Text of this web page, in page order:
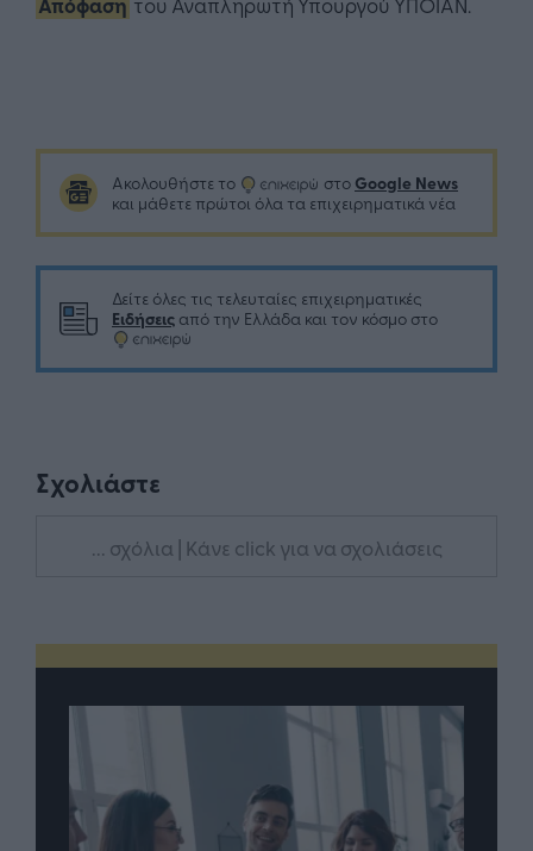
Ακολουθήστε το στο Google News
και μάθετε πρώτοι όλα τα επιχειρηματικά νέα
Δείτε όλες τις τελευταίες επιχειρηματικές
Ειδήσεις από την Ελλάδα και τον κόσμο στο
Σχολιάστε
... σχόλια | Κάνε click για να σχολιάσεις